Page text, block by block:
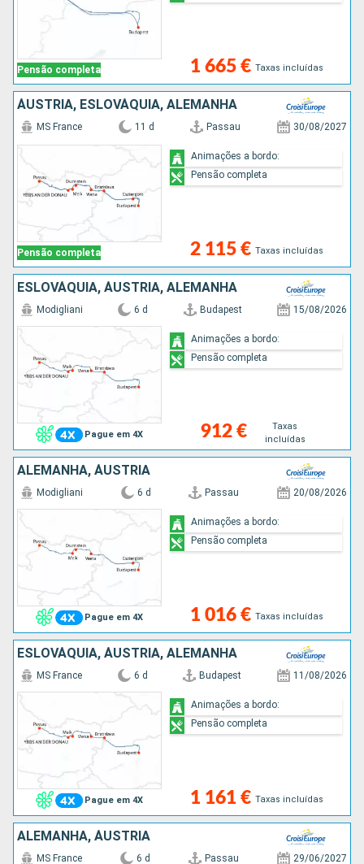
Pensão completa 1 665 € Taxas incluídas
ÁUSTRIA, ESLOVÁQUIA, ALEMANHA
Pensão completa
MS France 11 d Passau 30/08/2027
2 115 € Taxas incluídas
Animações a bordo:
Pensão completa
ESLOVÁQUIA, ÁUSTRIA, ALEMANHA
Pague em 4X
Modigliani 6 d Budapest 15/08/2026
912 €
Taxas
incluídas
Animações a bordo:
Pensão completa
ALEMANHA, ÁUSTRIA
Pague em 4X
Modigliani 6 d Passau 20/08/2026
1 016 € Taxas incluídas
Animações a bordo:
Pensão completa
ESLOVÁQUIA, ÁUSTRIA, ALEMANHA
Pague em 4X
MS France 6 d Budapest 11/08/2026
1 161 € Taxas incluídas
Animações a bordo:
Pensão completa
ALEMANHA, ÁUSTRIA
MS France 6 d Passau 29/06/2027